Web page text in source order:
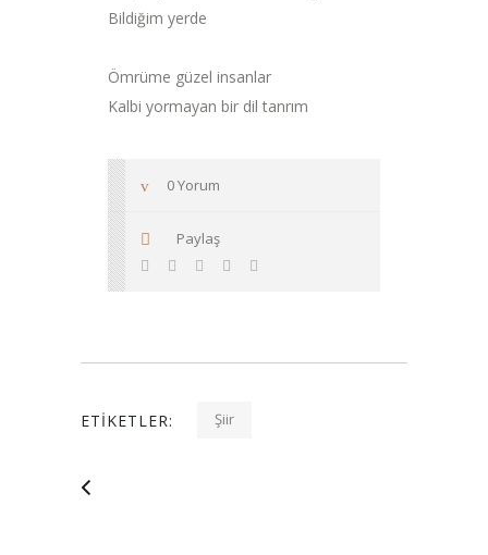
Bildiğim yerde
Ömrüme güzel insanlar
Kalbi yormayan bir dil tanrım
0 Yorum
Paylaş
ETIKETLER: Şiir